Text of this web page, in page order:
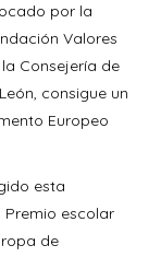
por la
Valores
Consejería de
consigue un
Europeo
esta
escolar
de